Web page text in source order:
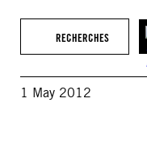
RECHERCHES
1 May 2012